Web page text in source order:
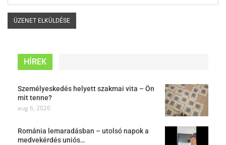
HÍREK
Személyeskedés helyett szakmai vita – Ön
mit tenne?
aug 6, 2026
Románia lemaradásban – utolsó napok a
medvekérdés uniós…